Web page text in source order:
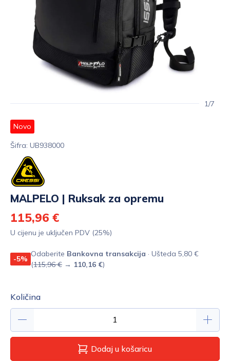
1/7
Novo
Šifra: UB938000
MALPELO | Ruksak za opremu
115,96 €
U cijenu je uključen PDV (25%)
-5%
Odaberite Bankovna transakcija · Ušteda 5,80 €
(115,96 € → 110,16 €)
Količina
Dodaj u košaricu